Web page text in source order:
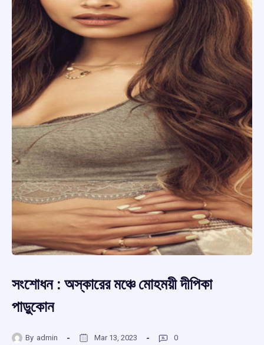
সংশোধন : অস্কারের মঞ্চে মোহময়ী দীপিকা
পাড়ুকোন
By admin Mar 13, 2023 0